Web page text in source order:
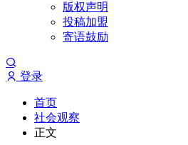
版权声明
投稿加盟
寄语鼓励
登录
首页
社会观察
正文